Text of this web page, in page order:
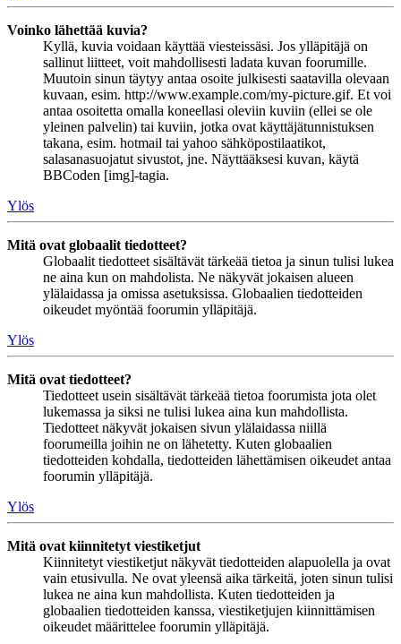
Voinko lähettää kuvia?
Kyllä, kuvia voidaan käyttää viesteissäsi. Jos ylläpitäjä on
sallinut liitteet, voit mahdollisesti ladata kuvan foorumille.
Muutoin sinun täytyy antaa osoite julkisesti saatavilla olevaan
kuvaan, esim. http://www.example.com/my-picture.gif. Et voi
antaa osoitetta omalla koneellasi oleviin kuviin (ellei se ole
yleinen palvelin) tai kuviin, jotka ovat käyttäjätunnistuksen
takana, esim. hotmail tai yahoo sähköpostilaatikot,
salasanasuojatut sivustot, jne. Näyttääksesi kuvan, käytä
BBCoden [img]-tagia.
Ylös
Mitä ovat globaalit tiedotteet?
Globaalit tiedotteet sisältävät tärkeää tietoa ja sinun tulisi lukea
ne aina kun on mahdolista. Ne näkyvät jokaisen alueen
ylälaidassa ja omissa asetuksissa. Globaalien tiedotteiden
oikeudet myöntää foorumin ylläpitäjä.
Ylös
Mitä ovat tiedotteet?
Tiedotteet usein sisältävät tärkeää tietoa foorumista jota olet
lukemassa ja siksi ne tulisi lukea aina kun mahdollista.
Tiedotteet näkyvät jokaisen sivun ylälaidassa niillä
foorumeilla joihin ne on lähetetty. Kuten globaalien
tiedotteiden kohdalla, tiedotteiden lähettämisen oikeudet antaa
foorumin ylläpitäjä.
Ylös
Mitä ovat kiinnitetyt viestiketjut
Kiinnitetyt viestiketjut näkyvät tiedotteiden alapuolella ja ovat
vain etusivulla. Ne ovat yleensä aika tärkeitä, joten sinun tulisi
lukea ne aina kun mahdollista. Kuten tiedotteiden ja
globaalien tiedotteiden kanssa, viestiketjujen kiinnittämisen
oikeudet määrittelee foorumin ylläpitäjä.